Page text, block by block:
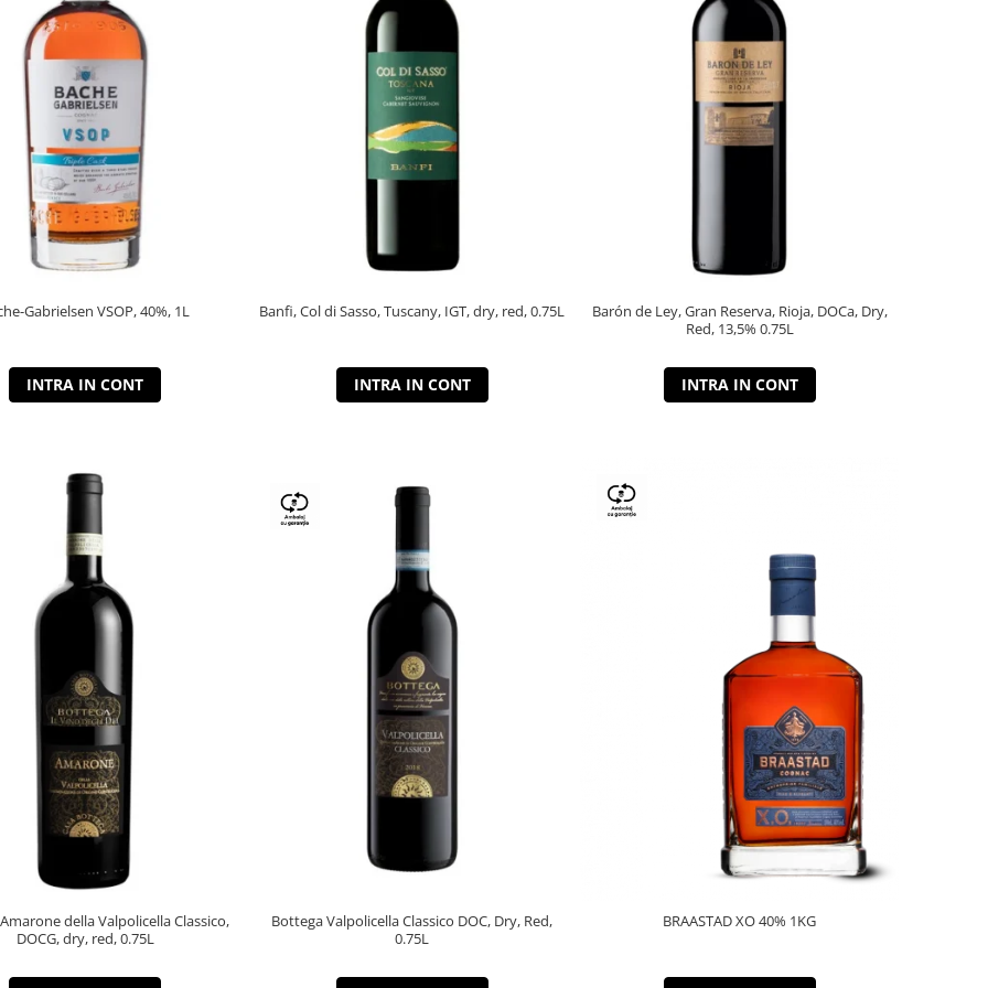
Gabrielsen VSOP, 40%, 1L
INTRA IN CONT
Banfi, Col di Sasso, Tuscany, IGT, dry, red, 0.75L
INTRA IN CONT
Barón de Ley, Gran Reserva, Rioja, DOCa, Dry,
Red, 13,5% 0.75L
INTRA IN CONT
della Valpolicella Classico,
DOCG, dry, red, 0.75L
Bottega Valpolicella Classico DOC, Dry, Red,
0.75L
BRAASTAD XO 40% 1KG